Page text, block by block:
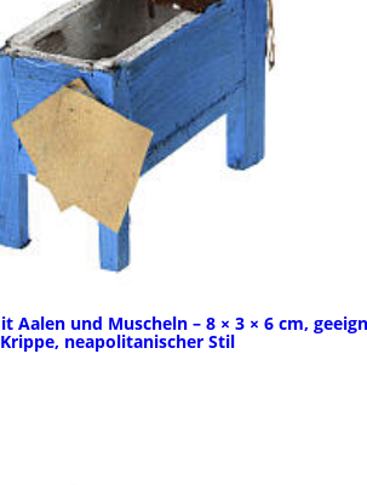
Aalen und Muscheln – 8 × 3 × 6 cm,
neapolitanischer Stil